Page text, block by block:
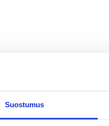
Suostumus